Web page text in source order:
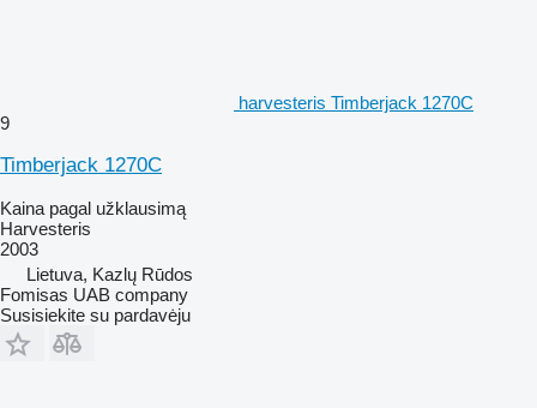
harvesteris Timberjack 1270C
9
Timberjack 1270C
Kaina pagal užklausimą
Harvesteris
2003
Lietuva, Kazlų Rūdos
Fomisas UAB company
Susisiekite su pardavėju